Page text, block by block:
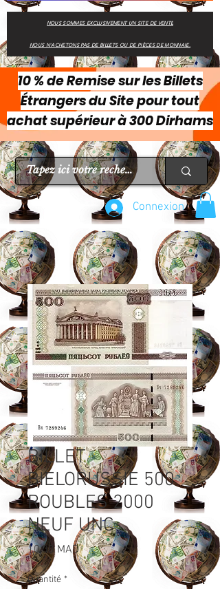
NOUS SOMMES EXCLUSIVEMENT UN SITE DE VENTE
NOUS N'ACHETONS PAS DE BILLETS OU DE PIÈCES DE MONNAIE.
10 % de Remise sur les Billets
Étrangers du Site pour tout
achat supérieur à 300 Dirhams
Connexion
BILLET
BIELORUSSIE 500
ROUBLES 2000
NEUF UNC
10,00 MADPrix
Quantité *